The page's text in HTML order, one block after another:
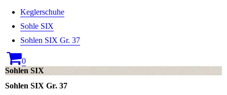
Keglerschuhe
Sohle SIX
Sohlen SIX Gr. 37
0
Sohlen SIX
Sohlen SIX Gr. 37